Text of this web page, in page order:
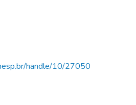
handle/10/27050